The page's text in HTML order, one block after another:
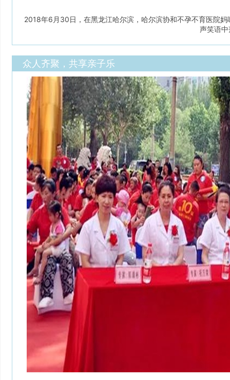
2018年6月30日，在黑龙江哈尔滨，哈尔滨协和不孕不育医院
声笑语
众人齐聚，共享亲子乐